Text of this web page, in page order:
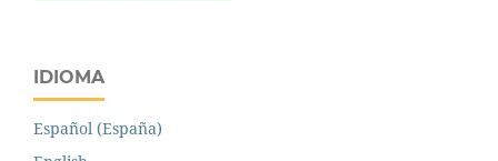
IDIOMA
Español (España)